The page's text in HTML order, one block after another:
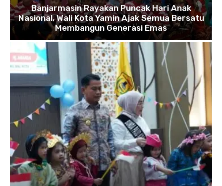
Banjarmasin Rayakan Puncak Hari Anak
Nasional, Wali Kota Yamin Ajak Semua Bersatu
Membangun Generasi Emas